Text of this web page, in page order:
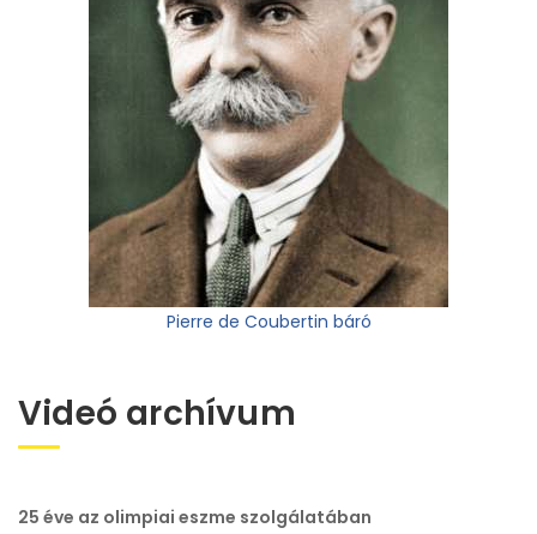
Pierre de Coubertin báró
Videó archívum
25 éve az olimpiai eszme szolgálatában